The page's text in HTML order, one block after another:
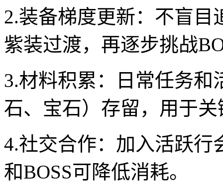
2.装备梯度更新：不盲
紫装过渡，再逐步挑战
3.材料积累：日常任务和
石、宝石）存留，用于
4.社交合作：加入活跃行
和BOSS可降低消耗。